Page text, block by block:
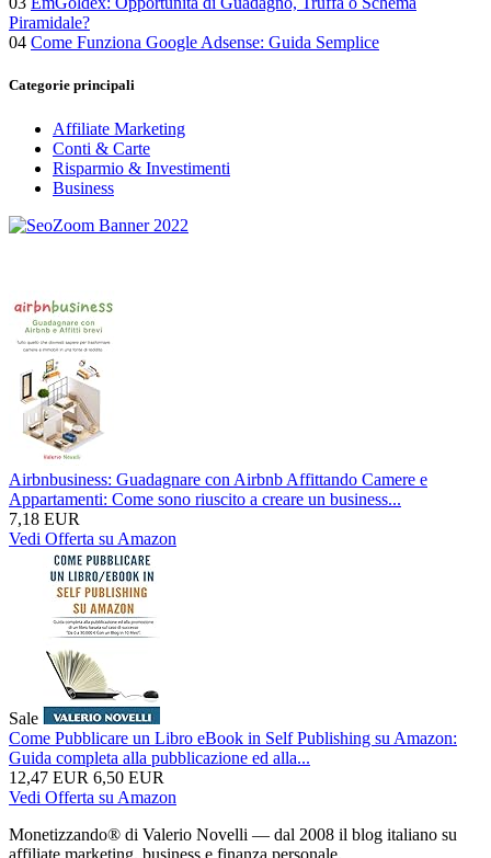
Piramidale?
04 Come Funziona Google Adsense: Guida Semplice
Categorie principali
Affiliate Marketing
Conti & Carte
Risparmio & Investimenti
Business
Airbnbusiness: Guadagnare con Airbnb Affittando Camere e
Appartamenti: Come sono riuscito a creare un business...
7,18 EUR
Vedi Offerta su Amazon
Sale
Come Pubblicare un Libro eBook in Self Publishing su Amazon:
Guida completa alla pubblicazione ed alla...
12,47 EUR 6,50 EUR
Vedi Offerta su Amazon
Monetizzando® di Valerio Novelli — dal 2008 il blog italiano su
affiliate marketing, business e finanza personale.